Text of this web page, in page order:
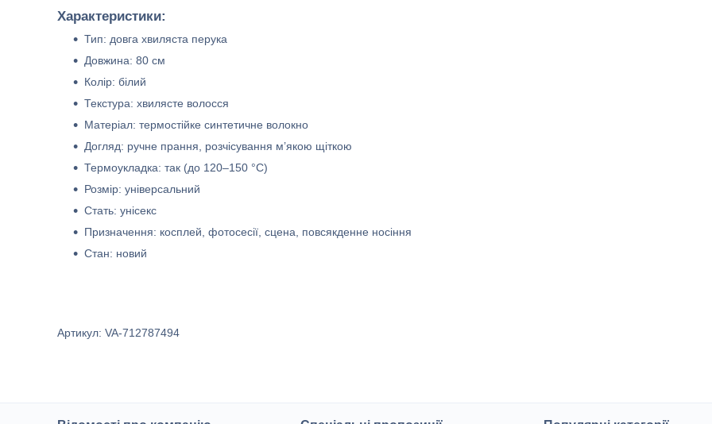
Характеристики:
Тип: довга хвиляста перука
Довжина: 80 см
Колір: білий
Текстура: хвилясте волосся
Матеріал: термостійке синтетичне волокно
Догляд: ручне прання, розчісування м’якою щіткою
Термоукладка: так (до 120–150 °C)
Розмір: універсальний
Стать: унісекс
Призначення: косплей, фотосесії, сцена, повсякденне носіння
Стан: новий
Артикул: VA-712787494